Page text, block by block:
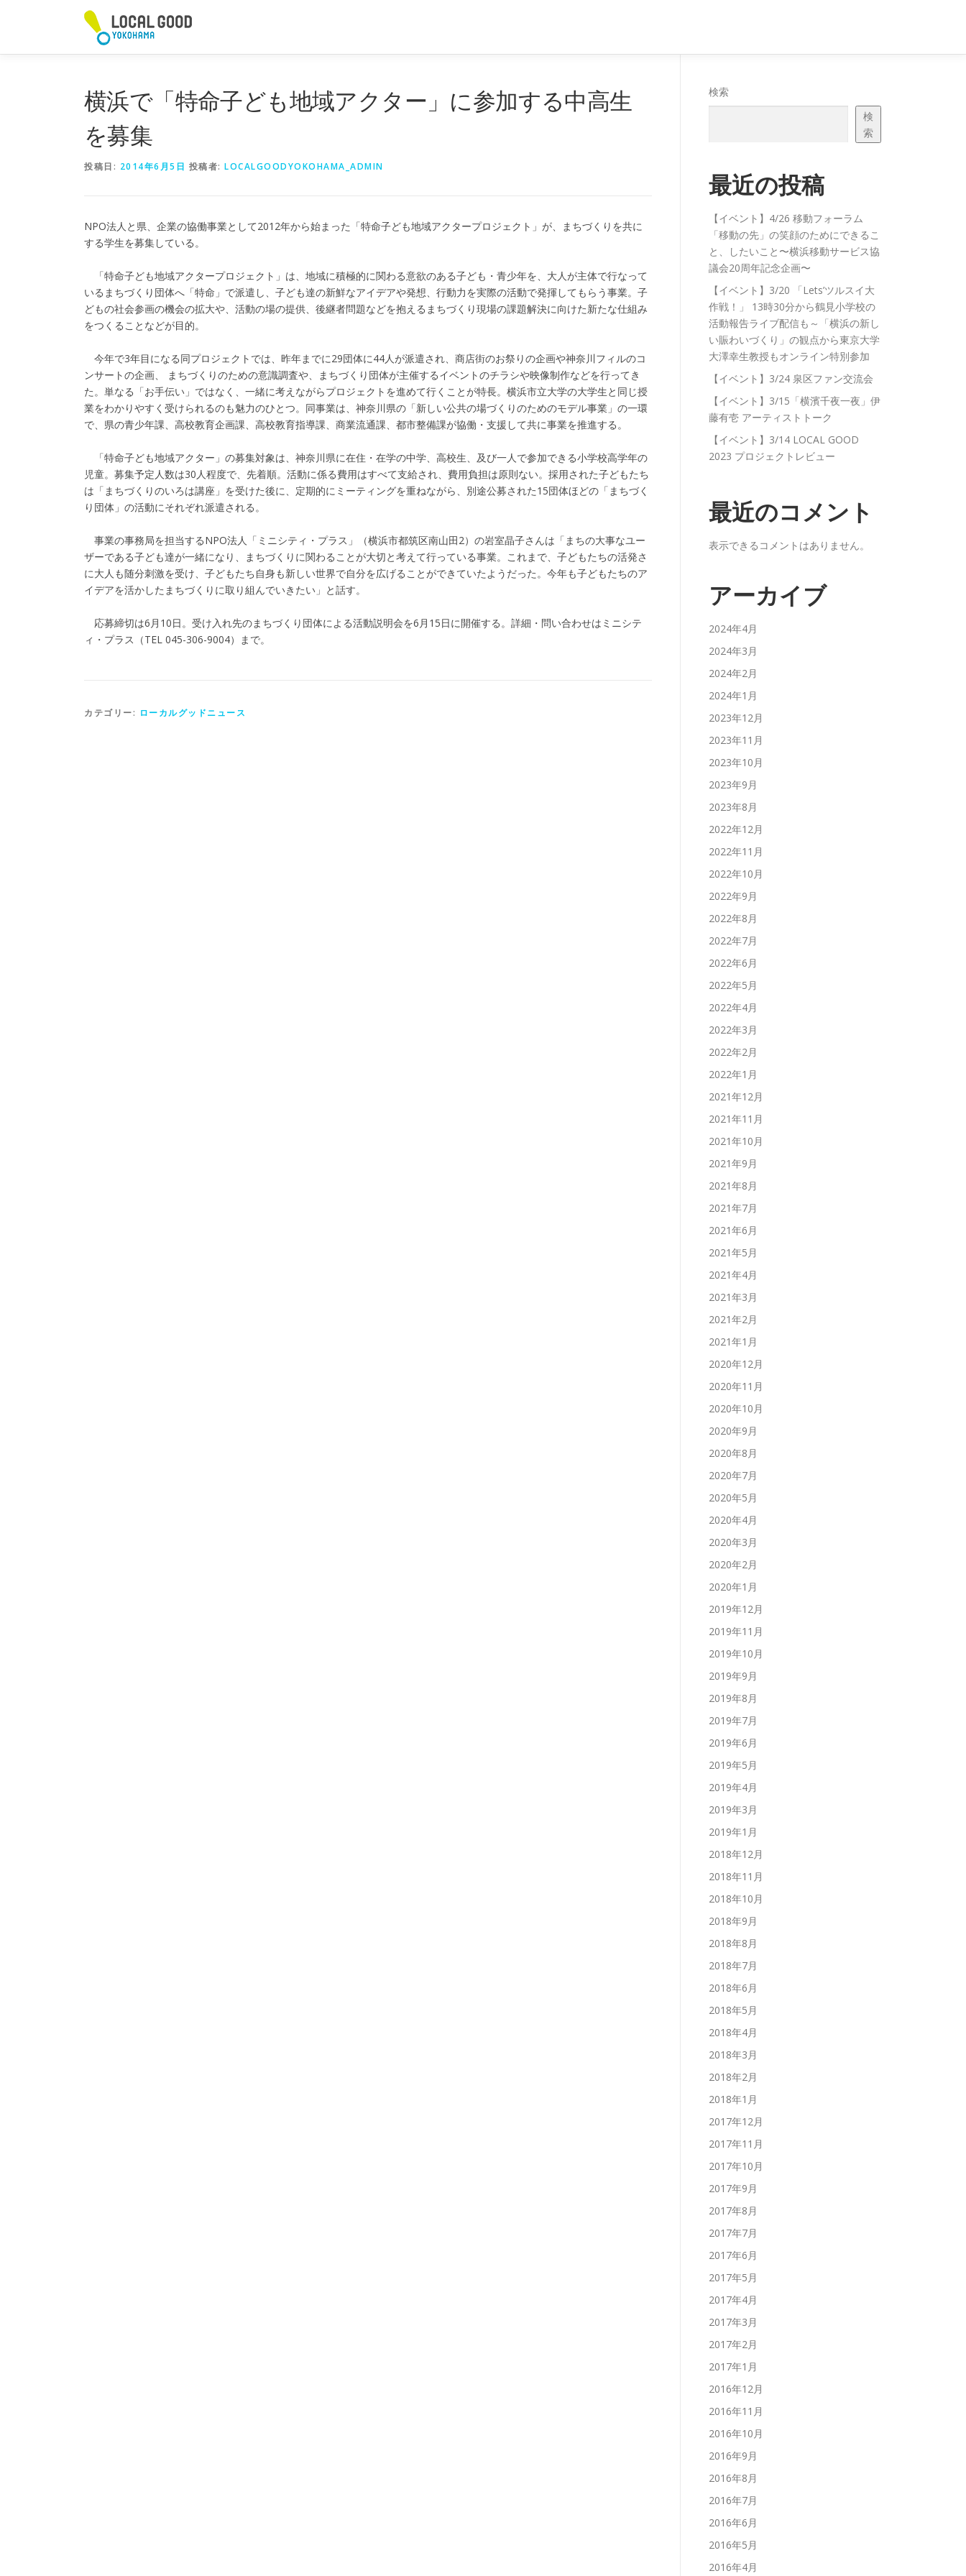
ン
横浜で「特命子ども地域アクター」に参加する中高生
を募集
投稿日: 2014年6月5日 投稿者: LOCALGOODYOKOHAMA_ADMIN
NPO法人と県、企業の協働事業として2012年から始まった「特命子ども地域アクタープロジェクト」が、まちづくりを共に
する学生を募集している。
「特命子ども地域アクタープロジェクト」は、地域に積極的に関わる意欲のある子ども・青少年を、大人が主体で行なって
いるまちづくり団体へ「特命」で派遣し、子ども達の新鮮なアイデアや発想、行動力を実際の活動で発揮してもらう事業。子
どもの社会参画の機会の拡大や、活動の場の提供、後継者問題などを抱えるまちづくり現場の課題解決に向けた新たな仕組み
をつくることなどが目的。
今年で3年目になる同プロジェクトでは、昨年までに29団体に44人が派遣され、商店街のお祭りの企画や神奈川フィルのコ
ンサートの企画、 まちづくりのための意識調査や、まちづくり団体が主催するイベントのチラシや映像制作などを行ってき
た。単なる「お手伝い」ではなく、一緒に考えながらプロジェクトを進めて行くことが特長。横浜市立大学の大学生と同じ授
業をわかりやすく受けられるのも魅力のひとつ。同事業は、神奈川県の「新しい公共の場づくりのためのモデル事業」の一環
で、県の青少年課、高校教育企画課、高校教育指導課、商業流通課、都市整備課が協働・支援して共に事業を推進する。
「特命子ども地域アクター」の募集対象は、神奈川県に在住・在学の中学、高校生、及び一人で参加できる小学校高学年の
児童。募集予定人数は30人程度で、先着順。活動に係る費用はすべて支給され、費用負担は原則ない。採用された子どもたち
は「まちづくりのいろは講座」を受けた後に、定期的にミーティングを重ねながら、別途公募された15団体ほどの「まちづく
り団体」の活動にそれぞれ派遣される。
事業の事務局を担当するNPO法人「ミニシティ・プラス」（横浜市都筑区南山田2）の岩室晶子さんは「まちの大事なユー
ザーである子ども達が一緒になり、まちづくりに関わることが大切と考えて行っている事業。これまで、子どもたちの活発さ
に大人も随分刺激を受け、子どもたち自身も新しい世界で自分を広げることができていたようだった。今年も子どもたちのア
イデアを活かしたまちづくりに取り組んでいきたい」と話す。
応募締切は6月10日。受け入れ先のまちづくり団体による活動説明会を6月15日に開催する。詳細・問い合わせはミニシテ
ィ・プラス（TEL 045-306-9004）まで。
カテゴリー: ローカルグッドニュース
検索
検
索
最近の投稿
【イベント】4/26 移動フォーラム
「移動の先」の笑顔のためにできるこ
と、したいこと〜横浜移動サービス協
議会20周年記念企画〜
【イベント】3/20 「Lets’ツルスイ大
作戦！」 13時30分から鶴見小学校の
活動報告ライブ配信も～「横浜の新し
い賑わいづくり」の観点から東京大学
大澤幸生教授もオンライン特別参加
【イベント】3/24 泉区ファン交流会
【イベント】3/15「横濱千夜一夜」伊
藤有壱 アーティストトーク
【イベント】3/14 LOCAL GOOD
2023 プロジェクトレビュー
最近のコメント
表示できるコメントはありません。
アーカイブ
2024年4月
2024年3月
2024年2月
2024年1月
2023年12月
2023年11月
2023年10月
2023年9月
2023年8月
2022年12月
2022年11月
2022年10月
2022年9月
2022年8月
2022年7月
2022年6月
2022年5月
2022年4月
2022年3月
2022年2月
2022年1月
2021年12月
2021年11月
2021年10月
2021年9月
2021年8月
2021年7月
2021年6月
2021年5月
2021年4月
2021年3月
2021年2月
2021年1月
2020年12月
2020年11月
2020年10月
2020年9月
2020年8月
2020年7月
2020年5月
2020年4月
2020年3月
2020年2月
2020年1月
2019年12月
2019年11月
2019年10月
2019年9月
2019年8月
2019年7月
2019年6月
2019年5月
2019年4月
2019年3月
2019年1月
2018年12月
2018年11月
2018年10月
2018年9月
2018年8月
2018年7月
2018年6月
2018年5月
2018年4月
2018年3月
2018年2月
2018年1月
2017年12月
2017年11月
2017年10月
2017年9月
2017年8月
2017年7月
2017年6月
2017年5月
2017年4月
2017年3月
2017年2月
2017年1月
2016年12月
2016年11月
2016年10月
2016年9月
2016年8月
2016年7月
2016年6月
2016年5月
2016年4月